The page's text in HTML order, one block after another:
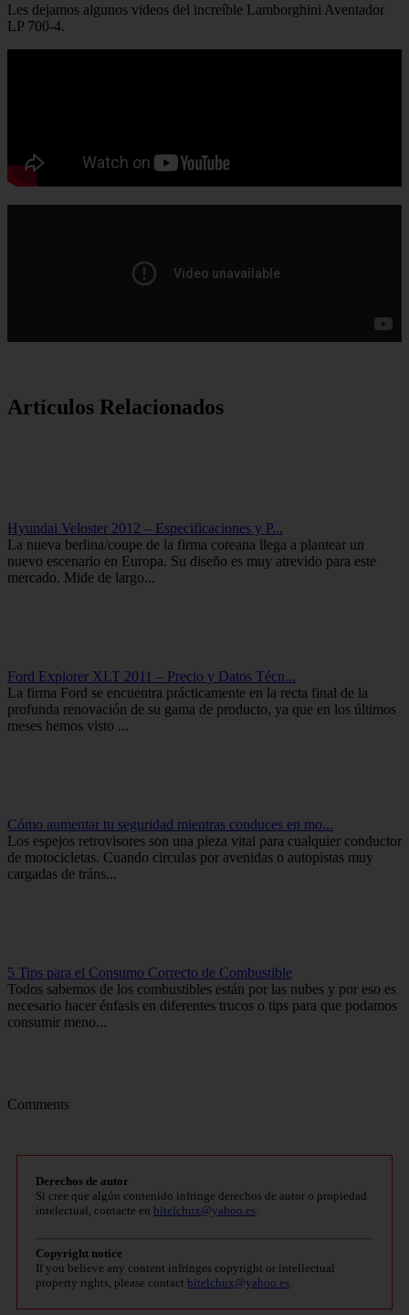
Les dejamos algunos videos del increíble Lamborghini Aventador
LP 700-4.
Artículos Relacionados
Hyundai Veloster 2012 – Especificaciones y P...
La nueva berlina/coupe de la firma coreana llega a plantear un
nuevo escenario en Europa. Su diseño es muy atrevido para este
mercado. Mide de largo...
Ford Explorer XLT 2011 – Precio y Datos Técn...
La firma Ford se encuentra prácticamente en la recta final de la
profunda renovación de su gama de producto, ya que en los últimos
meses hemos visto ...
Cómo aumentar tu seguridad mientras conduces en mo...
Los espejos retrovisores son una pieza vital para cualquier conductor
de motocicletas. Cuando circulas por avenidas o autopistas muy
cargadas de tráns...
5 Tips para el Consumo Correcto de Combustible
Todos sabemos de los combustibles están por las nubes y por eso es
necesario hacer énfasis en diferentes trucos o tips para que podamos
consumir meno...
Comments
Derechos de autor
Si cree que algún contenido infringe derechos de autor o propiedad
intelectual, contacte en bitelchux@yahoo.es
Copyright notice
If you believe any content infringes copyright or intellectual
property rights, please contact bitelchux@yahoo.es